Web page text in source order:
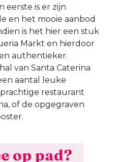
eerste is er zijn
en het mooie aanbod
is het hier een stuk
Markt en hierdoor
authentieker.
van Santa Caterina
aantal leuke
restaurant
of de opgegraven